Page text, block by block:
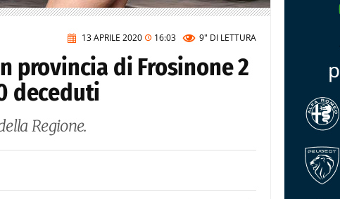
13 APRILE 2020 16:03 9" DI LETTURA
provincia di Frosinone 2
deceduti
Regione.